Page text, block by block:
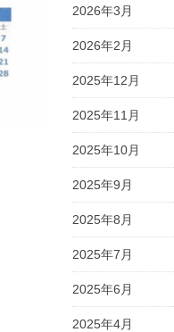
2026年3月
2026年2月
2025年12月
2025年11月
2025年10月
2025年9月
2025年8月
2025年7月
2025年6月
2025年4月